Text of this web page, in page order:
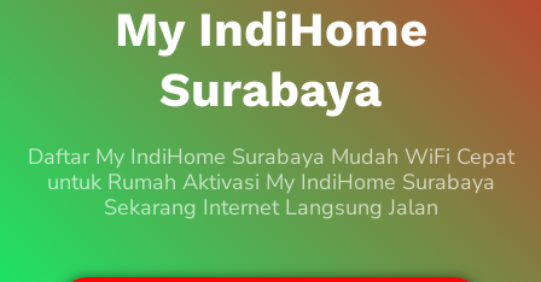
My IndiHome
Surabaya
Daftar My IndiHome Surabaya Mudah WiFi Cepat
untuk Rumah Aktivasi My IndiHome Surabaya
Sekarang Internet Langsung Jalan